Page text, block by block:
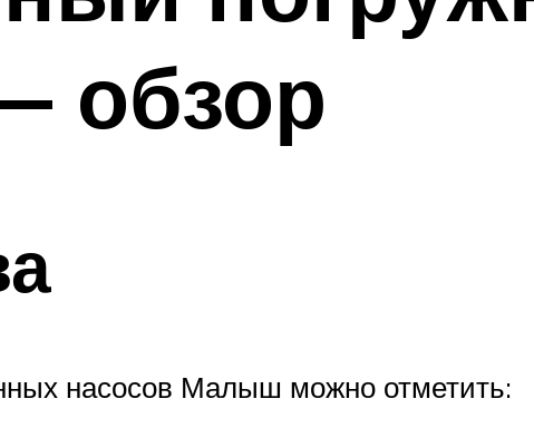
обзор
насосов Малыш можно отметить: